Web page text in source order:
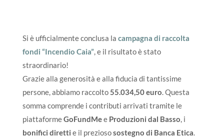
Si è ufficialmente conclusa la campagna di raccolta
fondi “Incendio Caia”, e il risultato è stato
straordinario!
Grazie alla generosità e alla fiducia di tantissime
persone, abbiamo raccolto55.034,50 euro. Questa
somma comprende i contributi arrivati tramite le
piattaformeGoFundMee Produzioni dal Basso, i
bonifici diretti e il preziososostegno di Banca Etica.